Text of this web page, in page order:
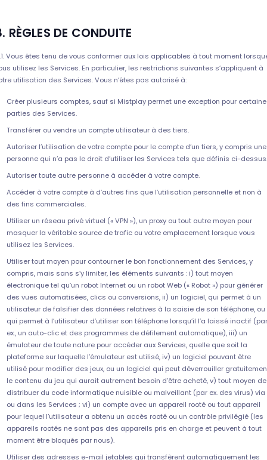
RÈGLES DE CONDUITE
Vous êtes tenu de vous conformer aux lois applicables à tout moment
utilisez les Services. En particulier, les restrictions suivantes s’appliquent à
utilisation des Services. Vous n’êtes pas autorisé à:
Créer plusieurs comptes, sauf si Mistplay permet une exception pour
parties des Services.
Transférer ou vendre un compte utilisateur à des tiers.
Autoriser l’utilisation de votre compte pour le compte d’un tiers, y compris une
personne qui n’a pas le droit d’utiliser les Services tels que définis ci-dessus.
Autoriser toute autre personne à accéder à votre compte.
Accéder à votre compte à d’autres fins que l’utilisation personnelle et non à
des fins commerciales.
Utiliser un réseau privé virtuel (« VPN »), un proxy ou tout autre moyen pour
masquer la véritable source de trafic ou votre emplacement lorsque vous
utilisez les Services.
Utiliser tout moyen pour contourner le bon fonctionnement des Services, y
compris, mais sans s’y limiter, les éléments suivants : i) tout moyen
électronique tel qu’un robot Internet ou un robot Web (« Robot ») pour générer
des vues automatisées, clics ou conversions, ii) un logiciel, qui permet à un
utilisateur de falsifier des données relatives à la saisie de son téléphone, ou
qui permet à l’utilisateur d’utiliser son téléphone lorsqu’il l’a laissé inactif (par
ex., un auto-clic et des programmes de défilement automatique), iii) un
émulateur de toute nature pour accéder aux Services, quelle que soit la
plateforme sur laquelle l’émulateur est utilisé, iv) un logiciel pouvant être
utilisé pour modifier des jeux, ou un logiciel qui peut déverrouiller
le contenu du jeu qui aurait autrement besoin d’être acheté, v) tout moyen de
distribuer du code informatique nuisible ou malveillant (par ex. des virus) via
ou dans les Services ; vi) un compte avec un appareil rooté ou tout appareil
pour lequel l’utilisateur a obtenu un accès rooté ou un contrôle privilégié (les
appareils rootés ne sont pas des appareils pris en charge et peuvent à tout
moment être bloqués par nous).
Utiliser des adresses e-mail jetables qui transfèrent automatiquement les